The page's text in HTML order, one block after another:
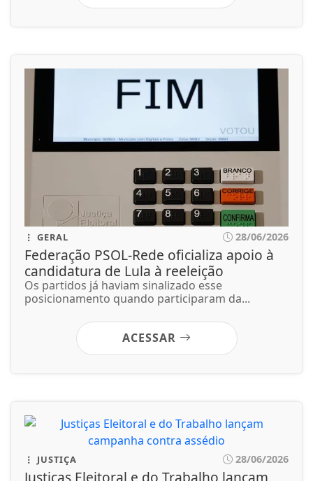
GERAL 28/06/2026
Federação PSOL-Rede oficializa apoio à
candidatura de Lula à reeleição
Os partidos já haviam sinalizado esse
posicionamento quando participaram da...
ACESSAR
JUSTIÇA 28/06/2026
Justiças Eleitoral e do Trabalho lançam
campanha contra assédio
Assédio eleitoral ocorre quando alguém utiliza